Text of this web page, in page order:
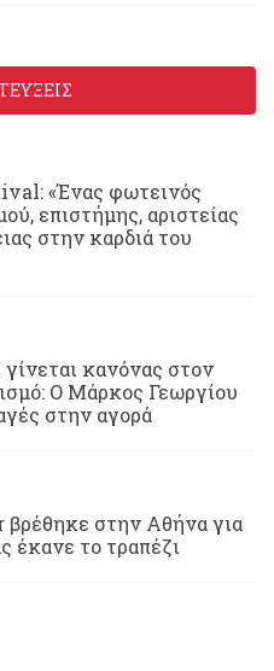
«Ένας φωτεινός
επιστήμης, αριστείας
στην καρδιά του
κανόνας στον
Ο Μάρκος Γεωργίου
στην αγορά
στην Αθήνα για
έκανε το τραπέζι